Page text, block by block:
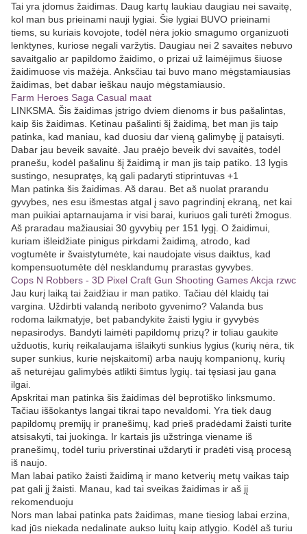
Tai yra įdomus žaidimas. Daug kartų laukiau daugiau nei savaitę,
kol man bus prieinami nauji lygiai. Šie lygiai BUVO prieinami
tiems, su kuriais kovojote, todėl nėra jokio smagumo organizuoti
lenktynes, kuriose negali varžytis. Daugiau nei 2 savaites nebuvo
savaitgalio ar papildomo žaidimo, o prizai už laimėjimus šiuose
žaidimuose vis mažėja. Anksčiau tai buvo mano mėgstamiausias
žaidimas, bet dabar ieškau naujo mėgstamiausio.
Farm Heroes Saga Casual maat
LINKSMA. Šis žaidimas įstrigo dviem dienoms ir bus pašalintas,
kaip šis žaidimas. Ketinau pašalinti šį žaidimą, bet man jis taip
patinka, kad maniau, kad duosiu dar vieną galimybę jį pataisyti.
Dabar jau beveik savaitė. Jau praėjo beveik dvi savaitės, todėl
pranešu, kodėl pašalinu šį žaidimą ir man jis taip patiko. 13 lygis
sustingo, nesupratęs, ką gali padaryti stiprintuvas +1
Man patinka šis žaidimas. Aš darau. Bet aš nuolat prarandu
gyvybes, nes esu išmestas atgal į savo pagrindinį ekraną, net kai
man puikiai aptarnaujama ir visi barai, kuriuos gali turėti žmogus.
Aš praradau mažiausiai 30 gyvybių per 151 lygį. O žaidimui,
kuriam išleidžiate pinigus pirkdami žaidimą, atrodo, kad
vogtumėte ir švaistytumėte, kai naudojate visus daiktus, kad
kompensuotumėte dėl nesklandumų prarastas gyvybes.
Cops N Robbers - 3D Pixel Craft Gun Shooting Games Akcja rzwc
Jau kurį laiką tai žaidžiau ir man patiko. Tačiau dėl klaidų tai
vargina. Uždirbti valandą neriboto gyvenimo? Valanda bus
rodoma laikmatyje, bet pabandykite žaisti lygiu ir gyvybės
nepasirodys. Bandyti laimėti papildomų prizų? ir toliau gaukite
užduotis, kurių reikalaujama išlaikyti sunkius lygius (kurių nėra, tik
super sunkius, kurie neįskaitomi) arba naujų kompanionų, kurių
aš neturėjau galimybės atlikti šimtus lygių. tai tęsiasi jau gana
ilgai.
Apskritai man patinka šis žaidimas dėl beprotiško linksmumo.
Tačiau iššokantys langai tikrai tapo nevaldomi. Yra tiek daug
papildomų premijų ir pranešimų, kad prieš pradėdami žaisti turite
atsisakyti, tai juokinga. Ir kartais jis užstringa viename iš
pranešimų, todėl turiu priverstinai uždaryti ir pradėti visą procesą
iš naujo.
Man labai patiko žaisti žaidimą ir mano ketverių metų vaikas taip
pat gali jį žaisti. Manau, kad tai sveikas žaidimas ir aš jį
rekomenduoju
Nors man labai patinka pats žaidimas, mane tiesiog labai erzina,
kad jūs niekada nedalinate aukso luitų kaip atlygio. Kodėl aš turiu